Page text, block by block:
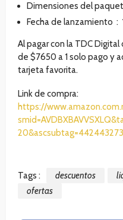
Fecha de lanzamiento ‏ : ‎
Al pagar con la TDC
de $7650 a 1 solo pago y
tarjeta favorita.
Link de compra:
https://
20&ascsubtag=442443273
Tags : descuentos
ofertas